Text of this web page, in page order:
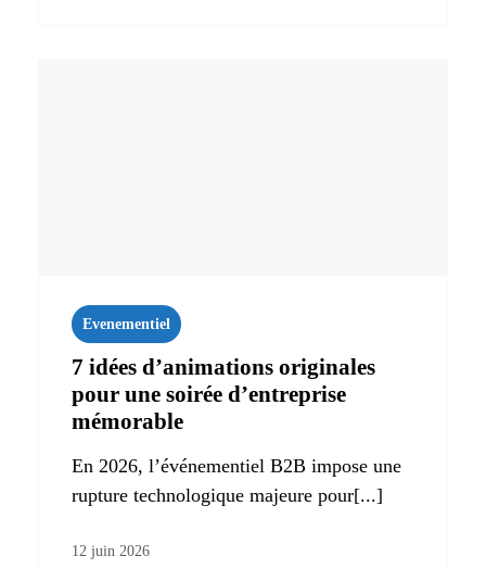
Evenementiel
7 idées d’animations originales
pour une soirée d’entreprise
mémorable
En 2026, l’événementiel B2B impose une
rupture technologique majeure pour[...]
12 juin 2026